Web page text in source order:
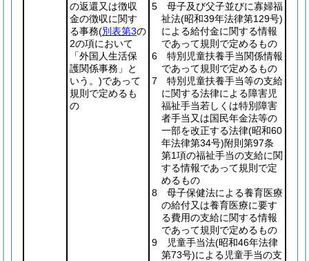
の返還又は徴収
金の徴収に関す
る事務(別表第3の
2の項において
「外国人生活保
護関係事務」と
いう。)であって
規則で定めるも
の
5 母子及び父子並びに寡婦福
祉法(昭和39年法律第129号)
による給付金に関する情報
であって規則で定めるもの
6 特別児童扶養手当関係情報
であって規則で定めるもの
7 特別児童扶養手当等の支給
に関する法律による障害児
福祉手当若しくは特別障害
者手当又は国民年金法等の
一部を改正する法律(昭和60
年法律第34号)附則第97条
第1項の福祉手当の支給に関
する情報であって規則で定
めるもの
8 母子保健法による養育医療
の給付又は養育医療に要す
る費用の支給に関する情報
であって規則で定めるもの
9 児童手当法(昭和46年法律
第73号)による児童手当の支